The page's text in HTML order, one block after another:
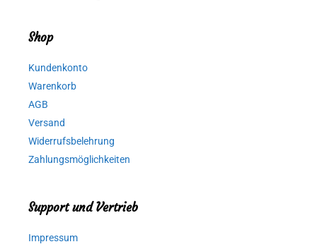
Shop
Kundenkonto
Warenkorb
AGB
Versand
Widerrufsbelehrung
Zahlungsmöglichkeiten
Support und Vertrieb
Impressum